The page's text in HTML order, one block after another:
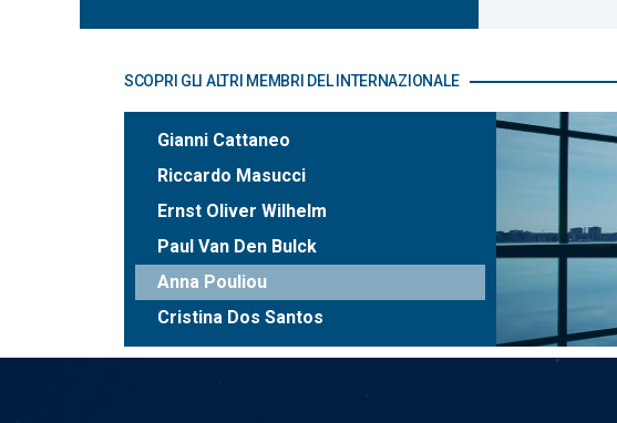
SCOPRI GLI ALTRI MEMBRI DEL INTERNAZIONALE
Gianni Cattaneo
Riccardo Masucci
Ernst Oliver Wilhelm
Paul Van Den Bulck
Anna Pouliou
Cristina Dos Santos